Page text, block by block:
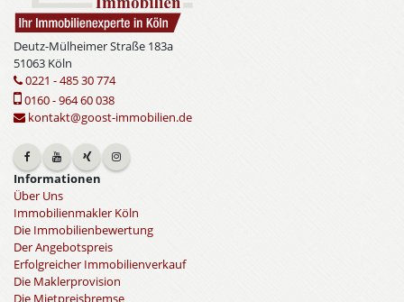
Deutz-Mülheimer Straße 183a
51063 Köln
0221 - 485 30 774
0160 - 964 60 038
kontakt@goost-immobilien.de
Informationen
Über Uns
Immobilienmakler Köln
Die Immobilienbewertung
Der Angebotspreis
Erfolgreicher Immobilienverkauf
Die Maklerprovision
Die Mietpreisbremse